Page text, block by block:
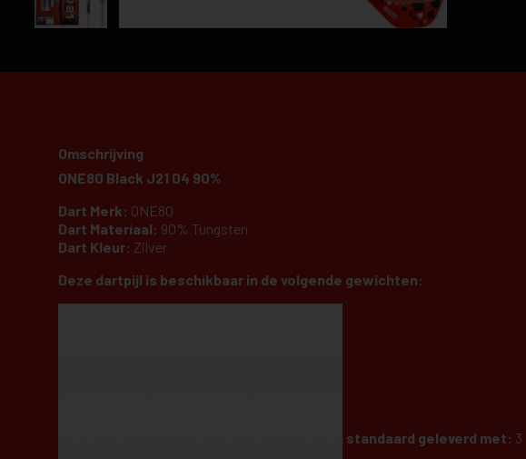
Omschrijving
ONE80 Black J21 04 90%
Dart Merk: ONE80
Dart Materiaal: 90% Tungsten
Dart Kleur: Zilver
Deze dartpijl is beschikbaar in de volgende gewichten:
ONE80 Black J21 04 90% Dartpijlen worden standaard geleverd met: 3